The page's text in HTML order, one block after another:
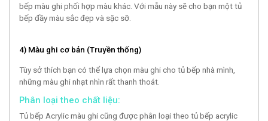
bếp màu ghi phối hợp màu khác. Với mẫu này sẽ cho bạn một tủ
bếp đầy màu sắc đẹp và sặc sỡ.
4) Màu ghi cơ bản (Truyền thống)
Tùy sở thích bạn có thể lựa chọn màu ghi cho tủ bếp nhà mình,
những màu ghi nhạt nhìn rất thanh thoát.
Phân loại theo chất liệu:
Tủ bếp Acrylic màu ghi cũng được phân loại theo tủ bếp acrylic